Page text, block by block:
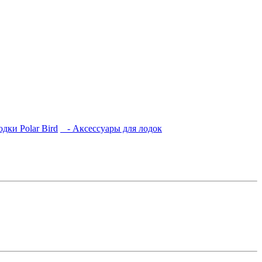
Polar Bird - Аксессуары для лодок